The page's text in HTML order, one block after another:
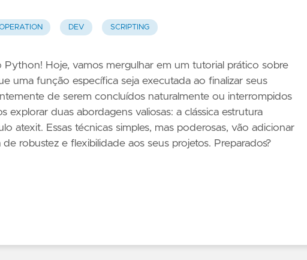
DEV SCRIPTING
Python! Hoje, vamos mergulhar em um tutorial prático sobre
uma função específica seja executada ao finalizar seus
de serem concluídos naturalmente ou interrompidos
explorar duas abordagens valiosas: a clássica estrutura
atexit. Essas técnicas simples, mas poderosas, vão adicionar
robustez e flexibilidade aos seus projetos. Preparados?